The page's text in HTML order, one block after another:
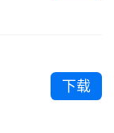
下载